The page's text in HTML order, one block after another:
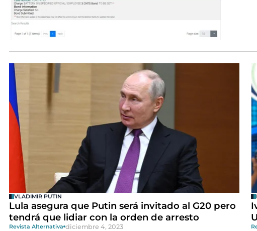
VLADIMIR PUTIN
Lula asegura que Putin será invitado al G20 pero
tendrá que lidiar con la orden de arresto
Revista Alternativa diciembre 4, 2023